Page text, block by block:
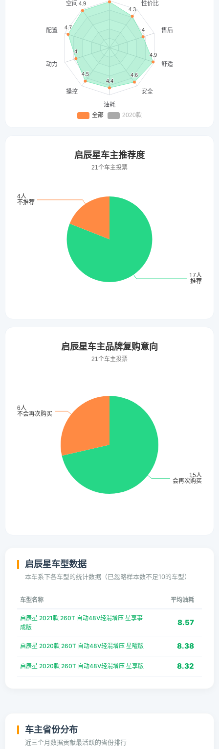
启辰星车型数据
本车系下各车型的统计数据（已忽略样本数不足10的车型）
车型名称 平均油耗
启辰星 2021款 260T 自动48V轻混增压 星享事
成版
8.57
启辰星 2020款 260T 自动48V轻混增压 星曜版 8.38
启辰星 2020款 260T 自动48V轻混增压 星享版 8.32
车主省份分布
近三个月数据贡献最活跃的省份排行